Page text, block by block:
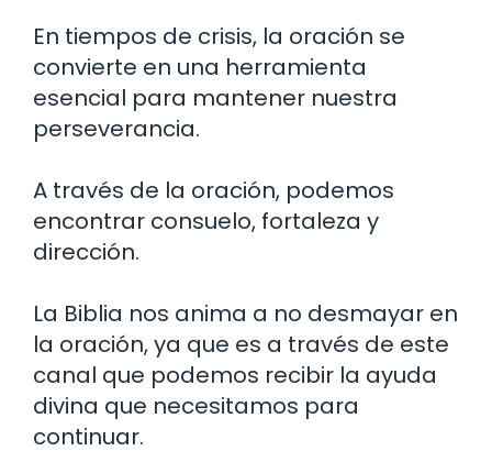
En tiempos de crisis, la oración se
convierte en una herramienta
esencial para mantener nuestra
perseverancia.
A través de la oración, podemos
encontrar consuelo, fortaleza y
dirección.
La Biblia nos anima a no desmayar en
la oración, ya que es a través de este
canal que podemos recibir la ayuda
divina que necesitamos para
continuar.